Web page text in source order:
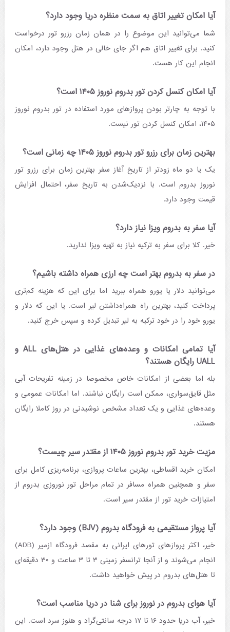
آیا امکان تغییر اتاق به سمت منظره دریا وجود دارد؟
شما می‌توانید این موضوع را در همان زمان رزرو تور درخواست
کنید. برای تغییر اتاق هم اگر جای خالی در هتل وجود دارد، امکان
انجام این کار هست.
آیا امکان کنسل کردن تور بدروم نوروز ۱۴۰۵ است؟
با توجه به چارتر بودن پروازهای مورد استفاده در تور بدروم نوروز
۱۴۰۵، امکان کنسل کردن تور نیست.
بهترین زمان برای رزرو تور بدروم نوروز ۱۴۰۵ چه زمانی است؟
یک یا دو ماه زودتر از تاریخ آغاز سفر بهترین زمان برای رزرو تور
نوروز بدروم است. با نزدیک‌شدن به تاریخ سفر، احتمال افزایش
قیمت وجود دارد.
آیا سفر به بدروم ویزا نیاز دارد؟
خیر. کلا برای سفر به ترکیه نیاز به تهیه ویزا ندارید.
در سفر به بدروم بهتر است چه ارزی همراه داشته باشیم؟
می‌توانید دلار یا یورو همراه ببرید اما برای این که هزینه کم‌تری
پرداخت کنید، بهترین راه همراه‌داشتن لیر است. یا این که دلار و
یورو خود را در خود ترکیه به لیر تبدیل کرده و سپس خرج کنید.
آیا تمامی امکانات و وعده‌های غذایی در هتل‌های ALL و
UALL رایگان هستند؟
بله اما بعضی از امکانات خاص مخصوصا در زمینه تفریحات آبی
مثل قایق‌سواری، ممکن است رایگان نباشند. اما امکانات عمومی و
وعده‌های غذایی و یک تعداد مشخص نوشیدنی در روز کاملا رایگان
هستند.
مزیت خرید تور بدروم نوروز ۱۴۰۵ از مقتدر سیر چیست؟
امکان خرید اقساطی، بهترین ساعات پروازی، برنامه‌ریزی کامل برای
سفر و همچنین همراه مسافر در تمام مراحل تور نوروزی بدروم از
امتیازات خرید تور از مقتدر سیر است.
آیا پرواز مستقیمی به فرودگاه بدروم (BJV) وجود دارد؟
خیر، اکثر پروازهای تورهای ایرانی به مقصد فرودگاه ازمیر (ADB)
انجام می‌شوند و از آنجا ترانسفر زمینی ۳ تا ۳ ساعت و ۳۰ دقیقه‌ای
تا هتل‌های بدروم در پیش خواهید داشت.
آیا هوای بدروم در نوروز برای شنا در دریا مناسب است؟
خیر، آب دریا حدود ۱۶ تا ۱۷ درجه سانتی‌گراد و هنوز سرد است. این